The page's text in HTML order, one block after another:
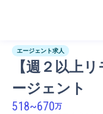
エージェント求人
【週２以上
ージェント
518~670万